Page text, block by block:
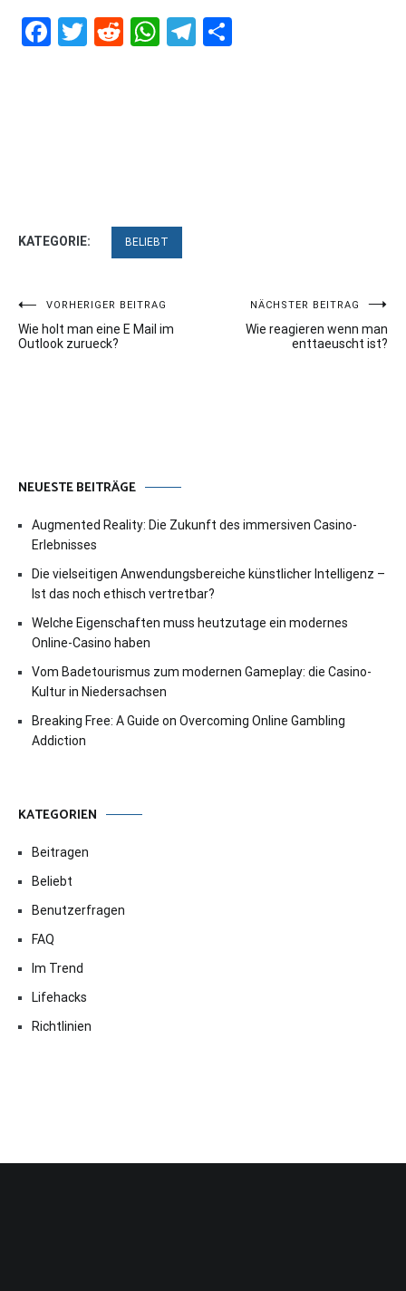
Facebook
Twitter
RedditWhatsApp
Telegram
KATEGORIE: BELIEBT
Beitragsnavigation
VORHERIGER BEITRAG
Wie holt man eine E Mail im
Outlook zurueck?
NÄCHSTER BEITRAG
Wie reagieren wenn man
enttaeuscht ist?
NEUESTE BEITRÄGE
Augmented Reality: Die Zukunft des immersiven Casino-
Erlebnisses
Die vielseitigen Anwendungsbereiche künstlicher Intelligenz –
Ist das noch ethisch vertretbar?
Welche Eigenschaften muss heutzutage ein modernes
Online-Casino haben
Vom Badetourismus zum modernen Gameplay: die Casino-
Kultur in Niedersachsen
Breaking Free: A Guide on Overcoming Online Gambling
Addiction
KATEGORIEN
Beitragen
Beliebt
Benutzerfragen
FAQ
Im Trend
Lifehacks
Richtlinien